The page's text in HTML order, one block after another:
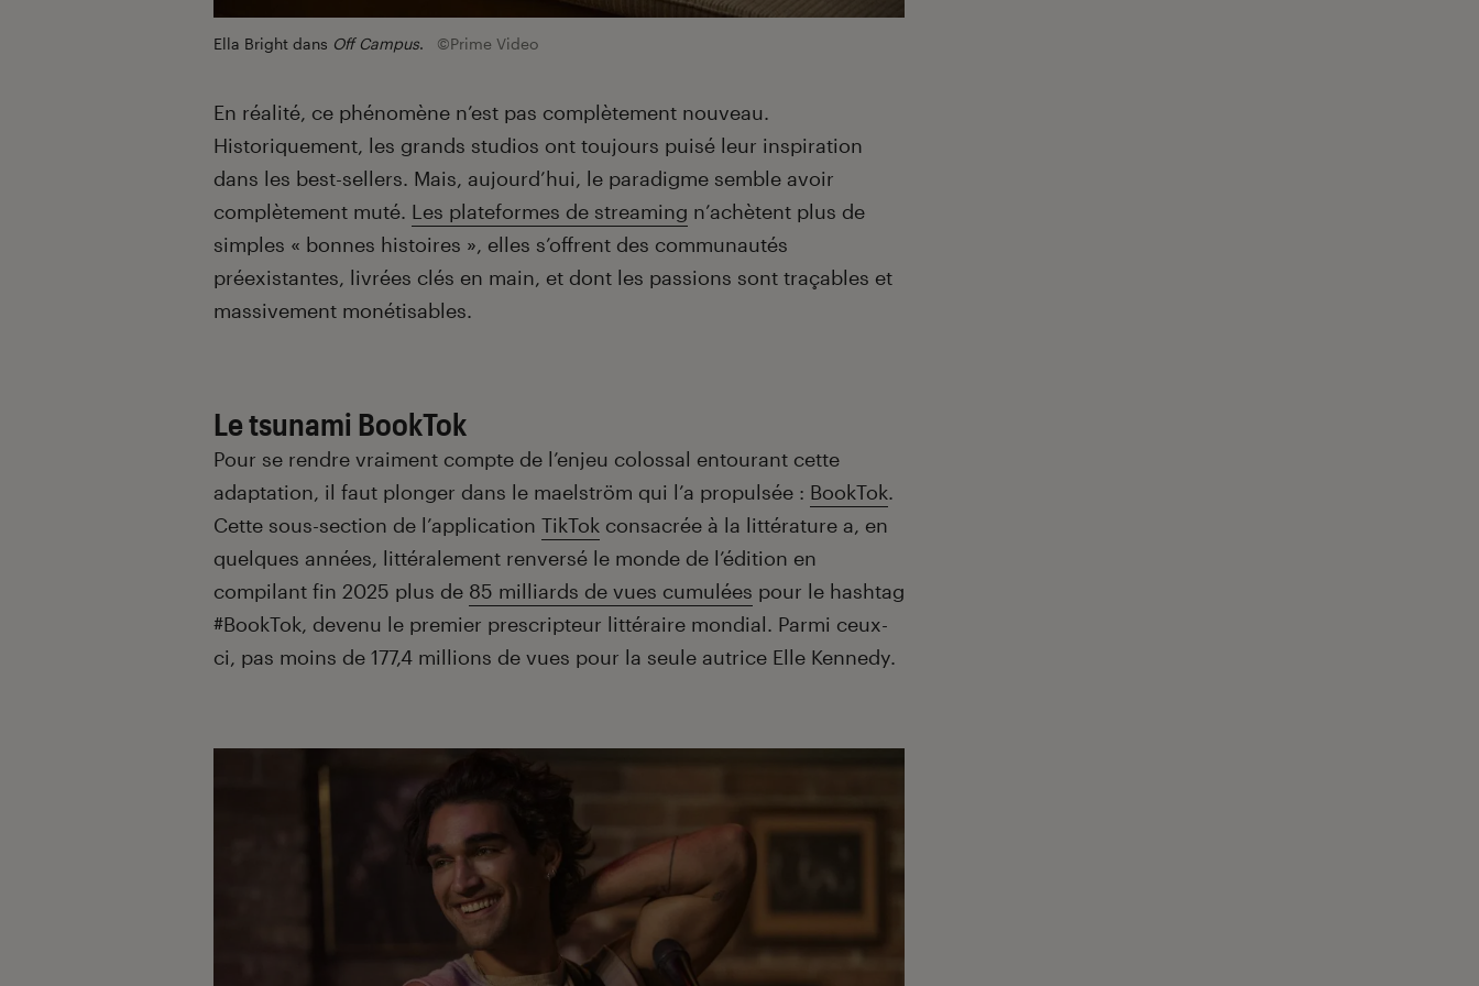
Ella Bright dans Off Campus. ©Prime Video
En réalité, ce phénomène n’est pas complètement nouveau.
Historiquement, les grands studios ont toujours puisé leur inspiration
dans les best-sellers. Mais, aujourd’hui, le paradigme semble avoir
complètement muté. Les plateformes de streaming n’achètent plus de
simples « bonnes histoires », elles s’offrent des communautés
préexistantes, livrées clés en main, et dont les passions sont traçables et
massivement monétisables.
Le tsunami BookTok
Pour se rendre vraiment compte de l’enjeu colossal entourant cette
adaptation, il faut plonger dans le maelström qui l’a propulsée : BookTok.
Cette sous-section de l’application TikTok consacrée à la littérature a, en
quelques années, littéralement renversé le monde de l’édition en
compilant fin 2025 plus de 85 milliards de vues cumulées pour le hashtag
#BookTok, devenu le premier prescripteur littéraire mondial. Parmi ceux-
ci, pas moins de 177,4 millions de vues pour la seule autrice Elle Kennedy.